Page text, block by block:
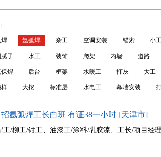
氩弧焊 杂工 空调安装 锚索 小
子 水工 装饰 爬架 内墙 道路
焊 后台 框架 水暖工 打灰 大工
大挖 标准层 水电工 幕墙安装
氩弧焊工长白班 有证38一小时 [天津市]
工/柳工/钳工、油漆工/涂料/乳胶漆、工长/项目经理